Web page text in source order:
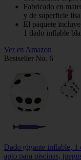
Fabricado en
y de superficie
El paquete
1 dado inflable
Ver en Amazon
Bestseller No. 6
Dado gigante inflable, 1
apto para piscinas,